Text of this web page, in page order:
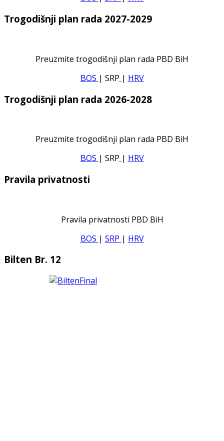
Trogodišnji plan rada 2027-2029
Preuzmite trogodišnji plan rada PBD BiH
BOS | SRP | HRV
Trogodišnji plan rada 2026-2028
Preuzmite trogodišnji plan rada PBD BiH
BOS | SRP | HRV
Pravila privatnosti
Pravila privatnosti PBD BiH
BOS | SRP | HRV
Bilten Br. 12